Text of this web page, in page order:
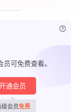
可免费查看。
通会员
级会员免费